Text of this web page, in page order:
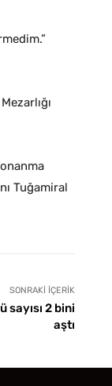
Tuğamiral
SONRAKI İÇERIK
sayısı 2 bini
aştı